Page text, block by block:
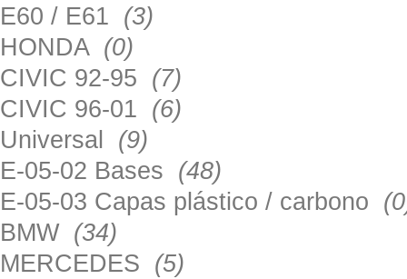
E60 / E61 (3)
HONDA (0)
CIVIC 92-95 (7)
CIVIC 96-01 (6)
Universal (9)
E-05-02 Bases (48)
E-05-03 Capas plástico / carbono
BMW (34)
MERCEDES (5)